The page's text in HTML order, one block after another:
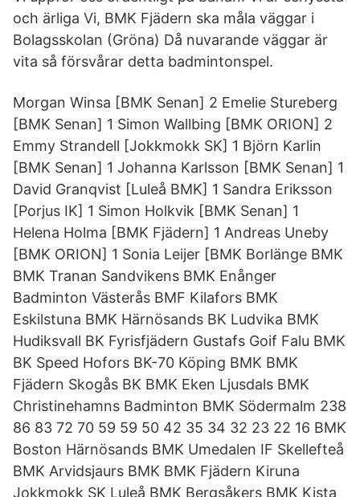
och ärliga Vi, BMK Fjädern ska måla väggar i
Bolagsskolan (Gröna) Då nuvarande väggar är
vita så försvårar detta badmintonspel.
Morgan Winsa [BMK Senan] 2 Emelie Stureberg
[BMK Senan] 1 Simon Wallbing [BMK ORION] 2
Emmy Strandell [Jokkmokk SK] 1 Björn Karlin
[BMK Senan] 1 Johanna Karlsson [BMK Senan] 1
David Granqvist [Luleå BMK] 1 Sandra Eriksson
[Porjus IK] 1 Simon Holkvik [BMK Senan] 1
Helena Holma [BMK Fjädern] 1 Andreas Uneby
[BMK ORION] 1 Sonia Leijer [BMK Borlänge BMK
BMK Tranan Sandvikens BMK Enånger
Badminton Västerås BMF Kilafors BMK
Eskilstuna BMK Härnösands BK Ludvika BMK
Hudiksvall BK Fyrisfjädern Gustafs Goif Falu BMK
BK Speed Hofors BK-70 Köping BMK BMK
Fjädern Skogås BK BMK Eken Ljusdals BMK
Christinehamns Badminton BMK Södermalm 238
86 83 72 70 59 59 50 42 35 34 32 23 22 16 BMK
Boston Härnösands BMK Umedalen IF Skellefteå
BMK Arvidsjaurs BMK BMK Fjädern Kiruna
Jokkmokk SK Luleå BMK Bergsåkers BMK Kista